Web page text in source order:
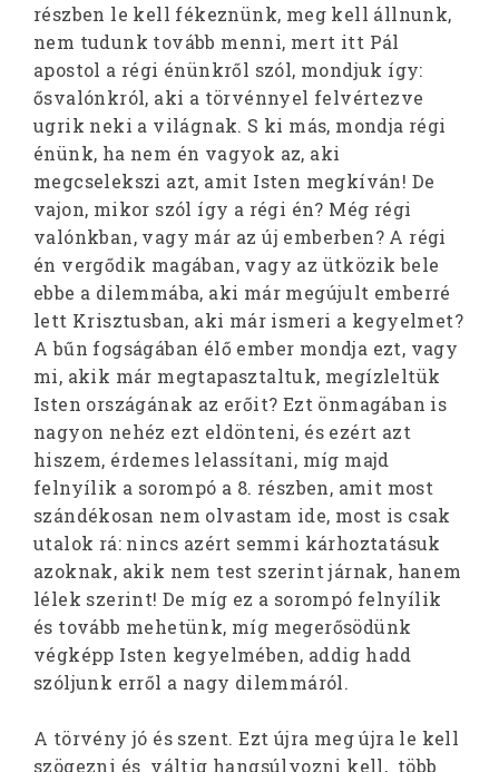
részben le kell fékeznünk, meg kell állnunk,
nem tudunk tovább menni, mert itt Pál
apostol a régi énünkről szól, mondjuk így:
ősvalónkról, aki a törvénnyel felvértezve
ugrik neki a világnak. S ki más, mondja régi
énünk, ha nem én vagyok az, aki
megcselekszi azt, amit Isten megkíván! De
vajon, mikor szól így a régi én? Még régi
valónkban, vagy már az új emberben? A régi
én vergődik magában, vagy az ütközik bele
ebbe a dilemmába, aki már megújult emberré
lett Krisztusban, aki már ismeri a kegyelmet?
A bűn fogságában élő ember mondja ezt, vagy
mi, akik már megtapasztaltuk, megízleltük
Isten országának az erőit? Ezt önmagában is
nagyon nehéz ezt eldönteni, és ezért azt
hiszem, érdemes lelassítani, míg majd
felnyílik a sorompó a 8. részben, amit most
szándékosan nem olvastam ide, most is csak
utalok rá: nincs azért semmi kárhoztatásuk
azoknak, akik nem test szerint járnak, hanem
lélek szerint! De míg ez a sorompó felnyílik
és tovább mehetünk, míg megerősödünk
végképp Isten kegyelmében, addig hadd
szóljunk erről a nagy dilemmáról.
A törvény jó és szent. Ezt újra meg újra le kell
szögezni és váltig hangsúlyozni kell, több